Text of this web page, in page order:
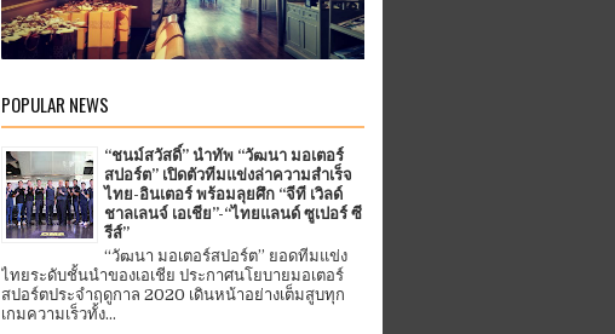
POPULAR NEWS
“ชนม์สวัสดิ์” นำทัพ “วัฒนา มอเตอร์
สปอร์ต” เปิดตัวทีมแข่งล่าความสำเร็จ
ไทย-อินเตอร์ พร้อมลุยศึก “จีที เวิลด์
ชาลเลนจ์ เอเชีย”-“ไทยแลนด์ ซูเปอร์ ซี
รีส์”
“วัฒนา มอเตอร์สปอร์ต” ยอดทีมแข่ง
ไทยระดับชั้นนำของเอเชีย ประกาศนโยบายมอเตอร์
สปอร์ตประจำฤดูกาล 2020 เดินหน้าอย่างเต็มสูบทุก
เกมความเร็วทั้ง...